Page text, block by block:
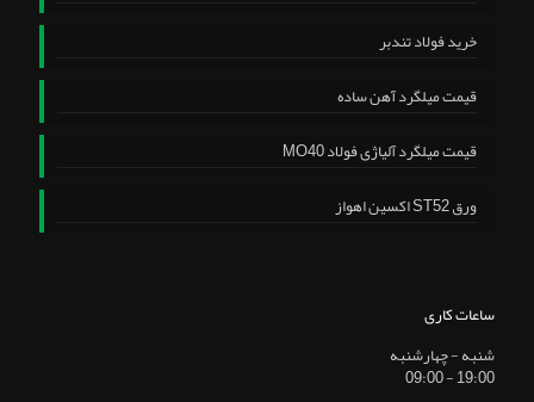
خرید فولاد تندبر
قیمت میلگرد آهن ساده
قیمت میلگرد آلیاژی فولاد MO40
ورق ST52 اکسین اهواز
ساعات کاری
شنبه - چهارشنبه
19:00 - 09:00